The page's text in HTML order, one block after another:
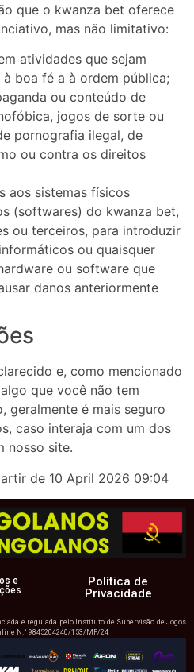
que o kwanza bet oferece
mas não limitativo:
atividades que sejam
boa fé a à ordem pública;
ou conteúdo de
jogos de sorte ou
pornografia ilegal, de
ou contra os direitos
aos sistemas físicos
(softwares) do kwanza bet,
ou terceiros, para introduzir
ou quaisquer
ou software que
danos anteriormente
e, como mencionado
que você não tem
geralmente é mais seguro
caso interaja com um dos
nosso site.
de 10 April 2026 09:04
e
Política de
Privacidade
e regulada pelo Instituto de Supervisão de Jogos
N.° 9845204240/153/MF/24